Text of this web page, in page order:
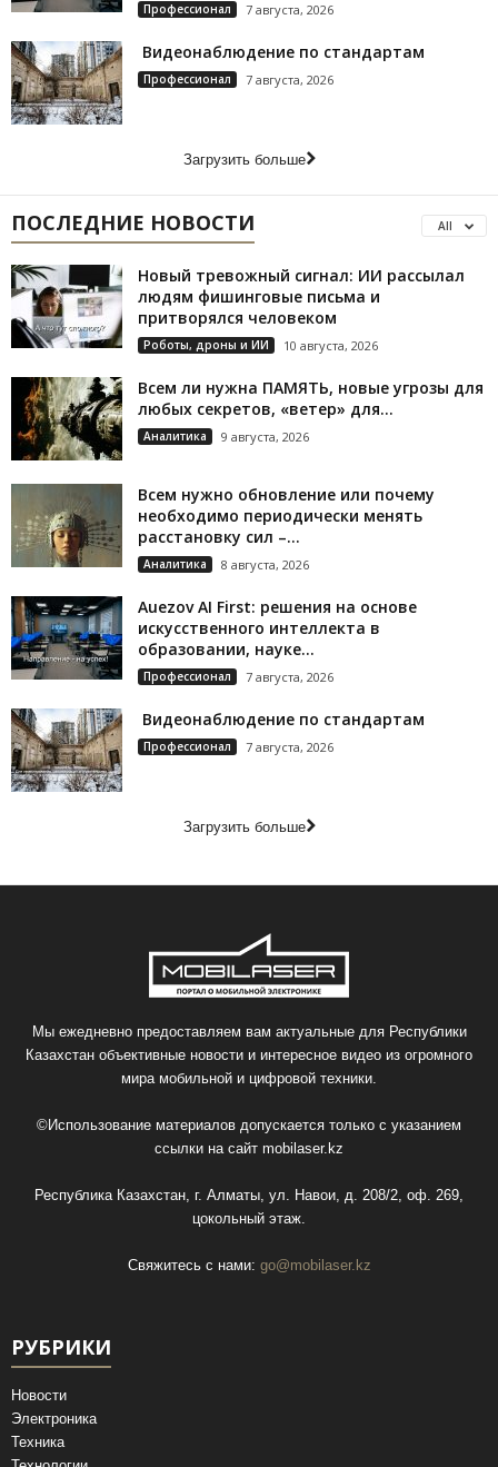
Профессионал 7 августа, 2026
Видеонаблюдение по стандартам
Профессионал 7 августа, 2026
Загрузить больше
ПОСЛЕДНИЕ НОВОСТИ All
Новый тревожный сигнал: ИИ рассылал
людям фишинговые письма и
притворялся человеком
Роботы, дроны и ИИ 10 августа, 2026
Всем ли нужна ПАМЯТЬ, новые угрозы для
любых секретов, «ветер» для...
Аналитика 9 августа, 2026
Всем нужно обновление или почему
необходимо периодически менять
расстановку сил –...
Аналитика 8 августа, 2026
Auezov AI First: решения на основе
искусственного интеллекта в
образовании, науке...
Профессионал 7 августа, 2026
Видеонаблюдение по стандартам
Профессионал 7 августа, 2026
Загрузить больше
Мы ежедневно предоставляем вам актуальные для Республики
Казахстан объективные новости и интересное видео из огромного
мира мобильной и цифровой техники.
©Использование материалов допускается только с указанием
ссылки на сайт mobilaser.kz
Республика Казахстан, г. Алматы, ул. Навои, д. 208/2, оф. 269,
цокольный этаж.
Свяжитесь с нами: go@mobilaser.kz
РУБРИКИ
Новости
Электроника
Техника